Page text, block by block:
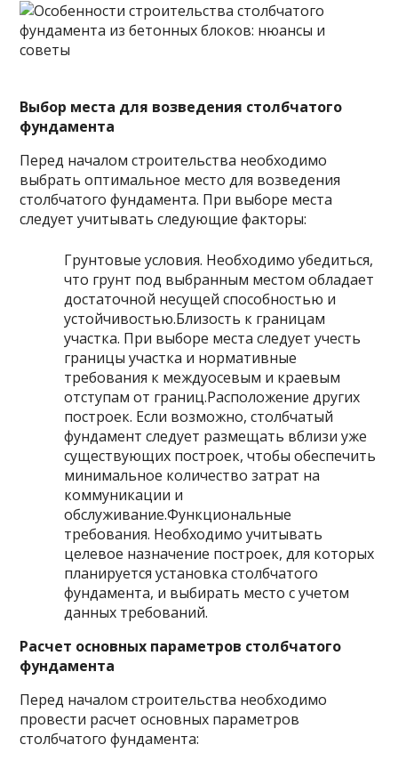
Выбор места для возведения столбчатого
фундамента
Перед началом строительства необходимо
выбрать оптимальное место для возведения
столбчатого фундамента. При выборе места
следует учитывать следующие факторы:
Грунтовые условия. Необходимо убедиться,
что грунт под выбранным местом обладает
достаточной несущей способностью и
устойчивостью.Близость к границам
участка. При выборе места следует учесть
границы участка и нормативные
требования к междуосевым и краевым
отступам от границ.Расположение других
построек. Если возможно, столбчатый
фундамент следует размещать вблизи уже
существующих построек, чтобы обеспечить
минимальное количество затрат на
коммуникации и
обслуживание.Функциональные
требования. Необходимо учитывать
целевое назначение построек, для которых
планируется установка столбчатого
фундамента, и выбирать место с учетом
данных требований.
Расчет основных параметров столбчатого
фундамента
Перед началом строительства необходимо
провести расчет основных параметров
столбчатого фундамента: